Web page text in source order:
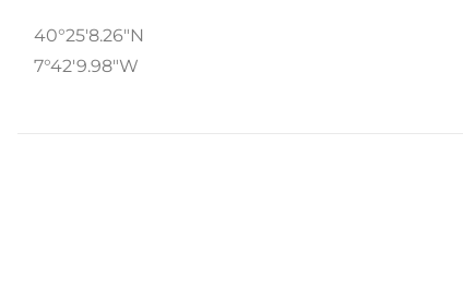
40°25'8.26"N
7°42'9.98"W